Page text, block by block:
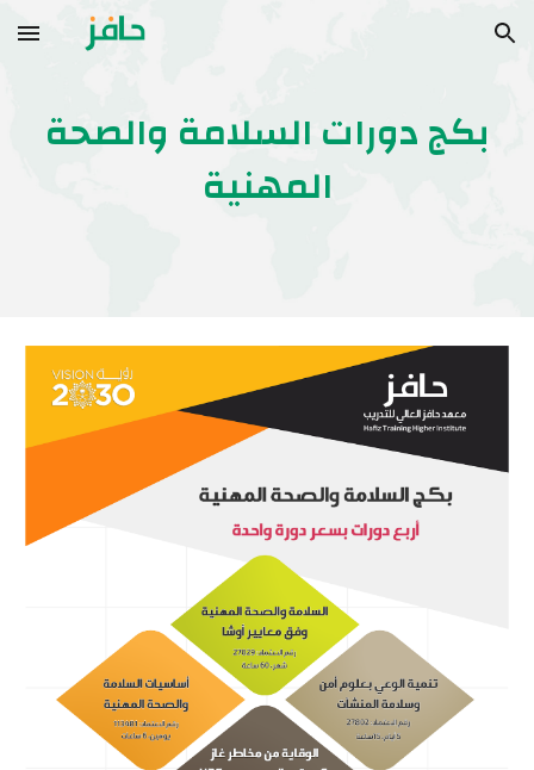
Skip to main content Skip to navigation
بكج دورات السلامة والصحة
المهنية